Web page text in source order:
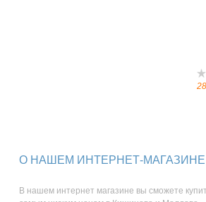
О НАШЕМ ИНТЕРНЕТ-МАГАЗИНЕ
В нашем интернет магазине вы сможете